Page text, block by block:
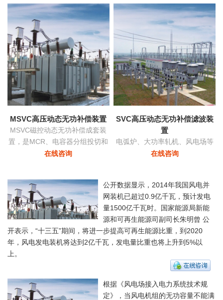
量
以上的目标，具有动态补偿无功
MSVC高压动态无功补偿装置
MSVC磁控动态无功补偿成套装
置，是MCR、电容器分组投切和
变压器有载调压功能为一体的无
在线咨询
SVC高压动态无功补偿滤波装
置
电弧炉、大功率轧机、风电场等
负荷由于其非线性及冲击性导致
快速响应及动态补偿的功能。
在线咨询
公开数据显示，2014年我国风电并
网装机已超过0.9亿千瓦，预计发电
量1500亿千瓦时。国家能源局新能
源和可再生能源司副司长朱明曾 公
开表示，“十三五”期间，将进一步提高可再生能源比重，到2020
年，风电发电装机将达到2亿千瓦，发电量比重也将上升到5%以
上。
根据《风电场接入电力系统技术规
定》，当风电机组的无功容量不能满